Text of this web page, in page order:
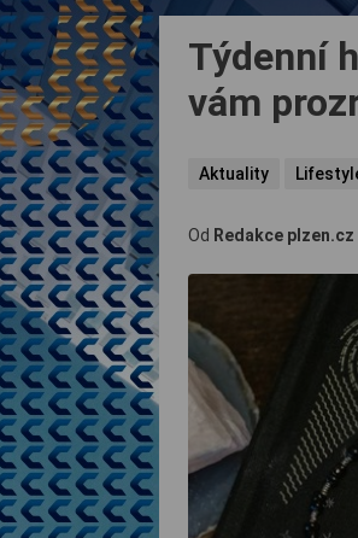
Týdenní
vám
Aktuality
Od Redakce plzen.cz